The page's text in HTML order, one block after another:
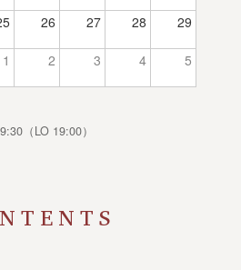
26 27 28 29
1 2 3 4 5
（LO 19:00）